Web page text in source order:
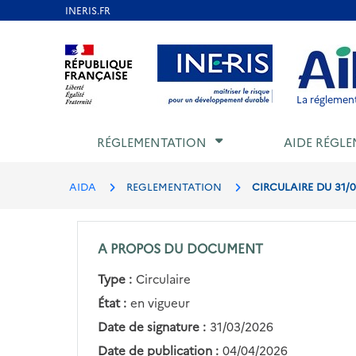
Aller au contenu Aller au menu Aller au
La
RÉGLEMENTATION AIDE
AIDA REGLEMENTATION CIRCULAIRE DU 31/
A PROPOS DU DOCUMENT
Type : Circulaire
État : en vigueur
Date de signature : 31/03/2026
Date de publication : 04/04/2026